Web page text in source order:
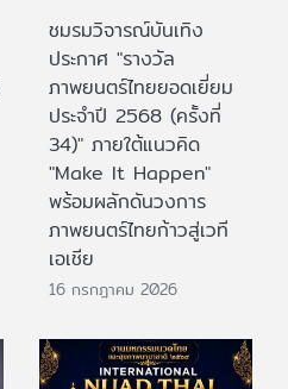
ชมรมวิจารณ์บันเทิง
ประกาศ "รางวัล
ภาพยนตร์ไทยยอดเยี่ยม
ประจําปี 2568 (ครั้งที่
34)" ภายใต้แนวคิด
"Make It Happen"
พร้อมผลักดันวงการ
ภาพยนตร์ไทยก้าวสู่เวที
เอเชีย
16 กรกฎาคม 2026